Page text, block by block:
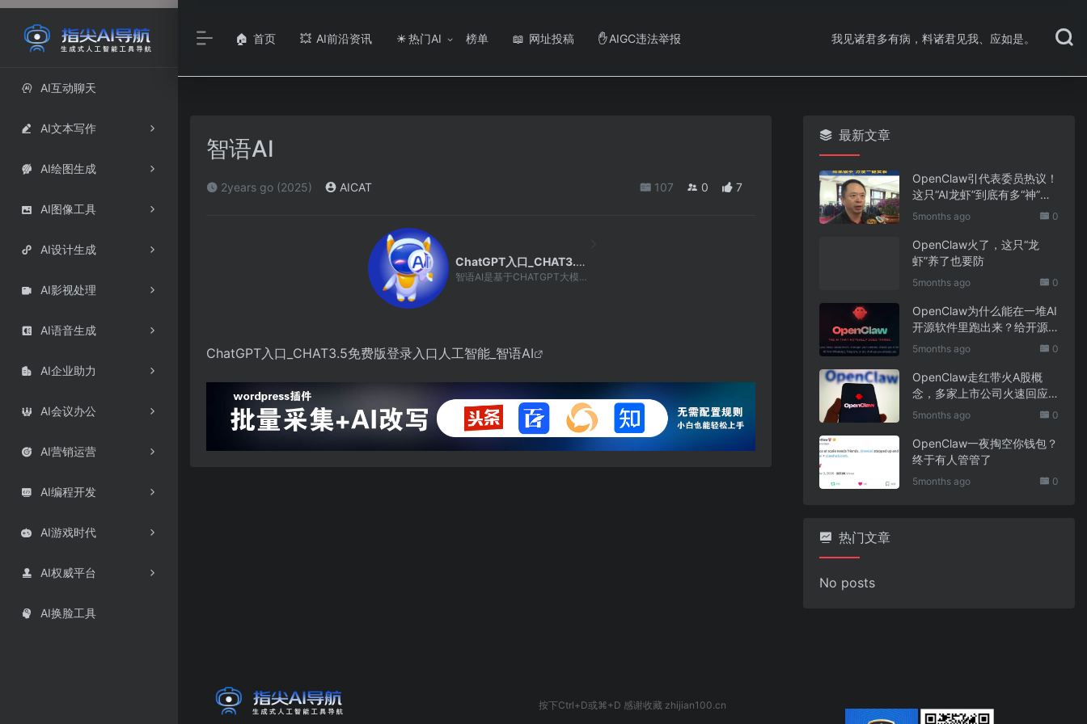
 AI互动聊天
 AI文本写作
 AI绘图生成
 AI图像工具
 AI设计生成
 AI影视处理
 AI语音生成
 AI企业助力
 AI会议办公
 AI营销运营
 AI编程开发
 AI游戏时代
 AI权威平台
 AI换脸工具
🏠 首页 💥 AI前沿资讯 ☀ 热门AI 榜单 📖 网址投稿 ✋ AIGC违法举报 我见诸君多有病，料诸君见我、应如是。
智语AI
2years go (2025) AICAT 107 0 7
ChatGPT入口_CHAT3.5免费版登录入口人工智能_智语AI
智语AI是基于CHATGPT大模型开发的一款网页应用，集成文心一言，讯飞星火,阿里通义千问，chatGPT3.5和chatGPT4.0均可免费试用。ChatGPT入口_CHAT3.5免费版登录入口，让你全面体验人工智能带来的便利。
ChatGPT入口_CHAT3.5免费版登录入口人工智能_智语AI
最新文章
OpenClaw引代表委员热议！
这只“AI龙虾”到底有多“神”？
｜科技观察
5months ago 0
OpenClaw火了，这只“龙
虾”养了也要防
5months ago 0
OpenClaw为什么能在一堆AI
开源软件里跑出来？给开源
项目的三点启示
5months ago 0
OpenClaw走红带火A股概
念，多家上市公司火速回应
业务布局
5months ago 0
OpenClaw一夜掏空你钱包？
终于有人管管了
5months ago 0
热门文章
No posts
按下Ctrl+D或⌘+D 感谢收藏 zhijian100.cn